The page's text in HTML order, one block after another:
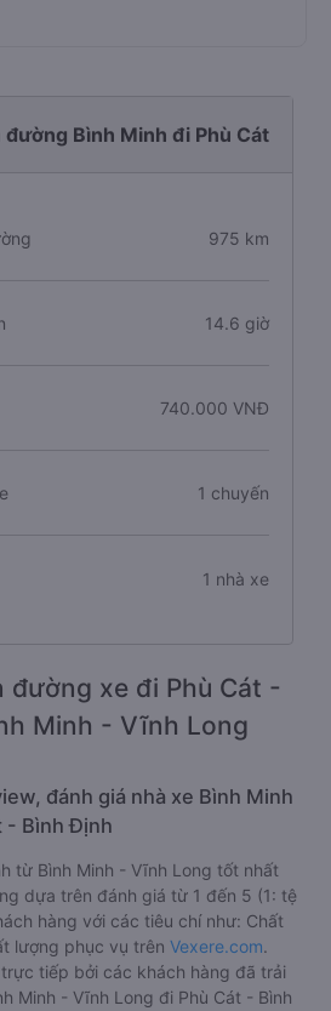
Bình Minh đi Phù Cát
975 km
14.6 giờ
740.000 VNĐ
1 chuyến
1 nhà xe
đường xe đi Phù Cát -
Minh - Vĩnh Long
đánh giá nhà xe Bình Minh
- Bình Định
từ Bình Minh - Vĩnh Long tốt nhất
dựa trên đánh giá từ 1 đến 5 (1: tệ
hàng với các tiêu chí như: Chất
lượng phục vụ trên Vexere.com.
tiếp bởi các khách hàng đã trải
Minh - Vĩnh Long đi Phù Cát - Bình